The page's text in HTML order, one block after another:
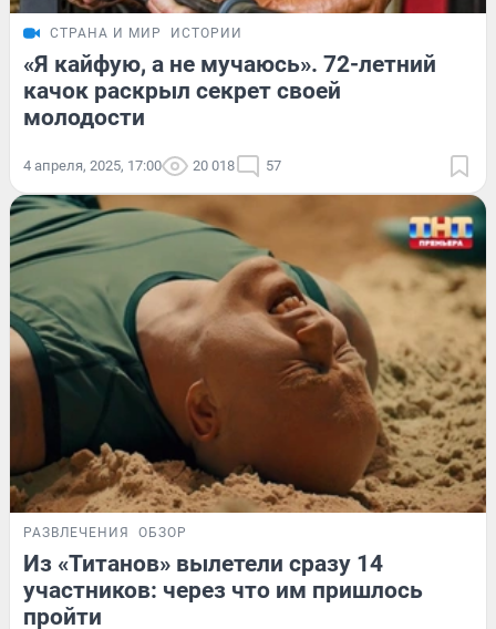
СТРАНА И МИР ИСТОРИИ
«Я кайфую, а не мучаюсь». 72-летний
качок раскрыл секрет своей
молодости
4 апреля, 2025, 17:00 20 018 57
РАЗВЛЕЧЕНИЯ ОБЗОР
Из «Титанов» вылетели сразу 14
участников: через что им пришлось
пройти